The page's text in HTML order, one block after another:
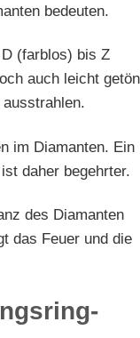
bedeuten.
(farblos) bis Z
auch leicht
im Diamanten. Ein
daher begehrter.
des Diamanten
das Feuer und die